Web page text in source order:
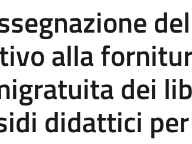
del
alla
dei
didattici